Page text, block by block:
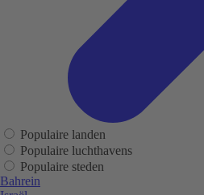
Populaire landen
Populaire luchthavens
Populaire steden
Bahrein